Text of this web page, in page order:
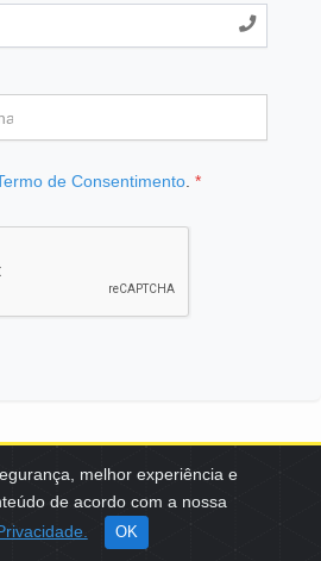
melhor experiência e
de acordo com a nossa
OK
de Consentimento *
CEP: 70200-002 | BRASÍLIA (DF) | +55